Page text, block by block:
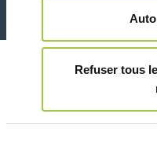
Refuser tous